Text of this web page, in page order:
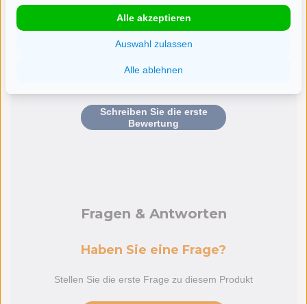
können Sie angeben, welche Cookies wir setzen dürfen und
welche nicht.
Alle ablehnen
Auswahl zulassen
Alle akzeptieren
Schreiben Sie die erste
Bewertung
Fragen & Antworten
Haben Sie eine Frage?
Stellen Sie die erste Frage zu diesem Produkt